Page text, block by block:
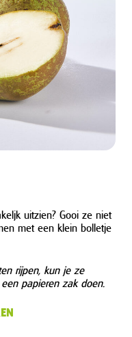
uitzien? Gooi ze niet
met een klein bolletje
rijpen, kun je ze
papieren zak doen.